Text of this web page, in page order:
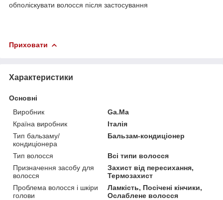
обполіскувати волосся після застосування
Приховати
Характеристики
Основні
Виробник
Ga.Ma
Країна виробник
Італія
Тип бальзаму/
кондиціонера
Бальзам-кондиціонер
Тип волосся
Всі типи волосся
Призначення засобу для
волосся
Захист від пересихання,
Термозахист
Проблема волосся і шкіри
голови
Ламкість, Посічені кінчики,
Ослаблене волосся